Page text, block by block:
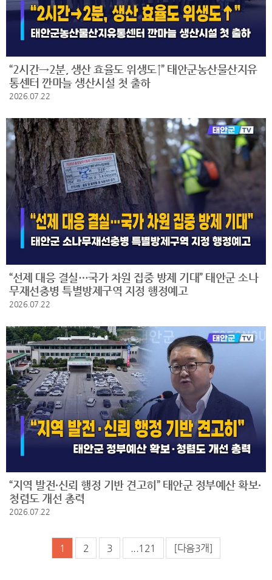
“2시간→2분, 생산 효율도 위생도↑” 태안군농산물산지유
통센터 깐마늘 생산시설 첫 출하
2026.07.22
“선제 대응 결실…국가 차원 집중 방제 기대” 태안군 소나
무재선충병 특별방제구역 지정 행정예고
2026.07.22
“지역 발전·신뢰 행정 기반 견고히” 태안군 정부예산 확보·
청렴도 개선 총력
2026.07.22
1 2 3 ...121 [다음3개]